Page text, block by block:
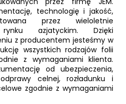
technologię i jakość,
przez wieloletnie
azjatyckim. Dzięki
z producentem jesteśmy w
wszystkich rodzajów folii
z wymaganiami klienta.
od ubezpieczenia,
celnej, rozładunku i
zgodnie z wymaganiami